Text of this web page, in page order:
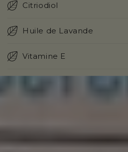
Citriodiol
Huile de Lavande
Vitamine E